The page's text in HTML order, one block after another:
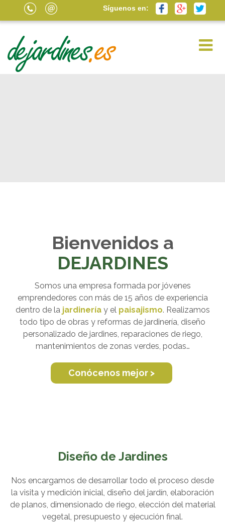
Síguenos en:
Bienvenidos a
DEJARDINES
Somos una empresa formada por jóvenes
emprendedores con más de 15 años de experiencia
dentro de la jardineríay el paisajismo. Realizamos
todo tipo de obras y reformas de jardinería, diseño
personalizado de jardines, reparaciones de riego,
mantenimientos de zonas verdes, podas…
Conócenos mejor >
Diseño de Jardines
Nos encargamos de desarrollar todo el proceso desde
la visita y medición inicial, diseño del jardín, elaboración
de planos, dimensionado de riego, elección del material
vegetal, presupuesto y ejecución final.